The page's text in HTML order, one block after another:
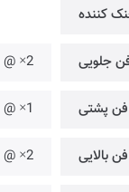
کننده
جلویی 2× @ فن 200 میلیمتری ARGB RAINBOW [از پیش نصب شده]
فن پشتی 1× @ فن 120 میلیمتری ARGB RAINBOW [از پیش نصب شده]
فن بالایی 2× @ فن 120 میلیمتری [قابل نصب • همراه با کیس نمی‌باشد]